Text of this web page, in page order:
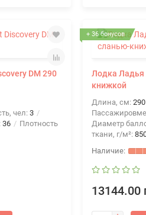
DM 290
чел: 3
36
Плотность
+ 36 бонусов
Лодка Ладья
книжкой
Длина, см: 290
Диаметр
ткани, г/м²:
13144.00